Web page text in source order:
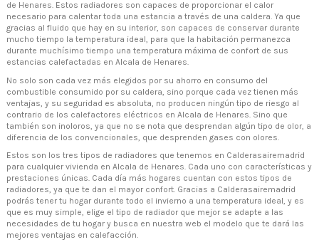
de Henares. Estos radiadores son capaces de proporcionar el calor
necesario para calentar toda una estancia a través de una caldera. Ya que
gracias al fluido que hay en su interior, son capaces de conservar durante
mucho tiempo la temperatura ideal, para que la habitación permanezca
durante muchísimo tiempo una temperatura máxima de confort de sus
estancias calefactadas en Alcala de Henares.
No solo son cada vez más elegidos por su ahorro en consumo del
combustible consumido por su caldera, sino porque cada vez tienen más
ventajas, y su seguridad es absoluta, no producen ningún tipo de riesgo al
contrario de los calefactores eléctricos en Alcala de Henares. Sino que
también son inoloros, ya que no se nota que desprendan algún tipo de olor, a
diferencia de los convencionales, que desprenden gases con olores.
Estos son los tres tipos de radiadores que tenemos en Calderasairemadrid
para cualquier vivienda en Alcala de Henares. Cada uno con características y
prestaciones únicas. Cada día más hogares cuentan con estos tipos de
radiadores, ya que te dan el mayor confort. Gracias a Calderasairemadrid
podrás tener tu hogar durante todo el invierno a una temperatura ideal, y es
que es muy simple, elige el tipo de radiador que mejor se adapte a las
necesidades de tu hogar y busca en nuestra web el modelo que te dará las
mejores ventajas en calefacción.